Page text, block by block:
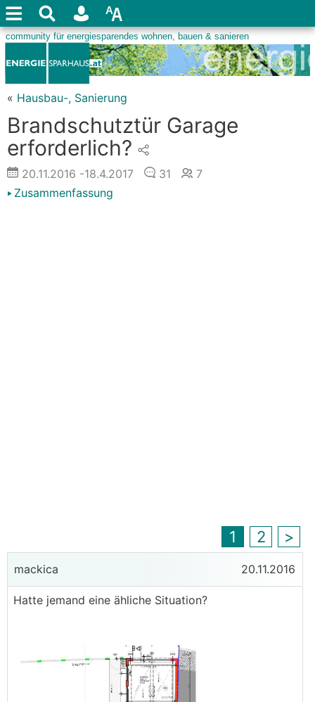
« Hausbau-, Sanierung
Brandschutztür Garage
erforderlich?
20.11.2016 -18.4.2017 31
7
Zusammenfassung
1 2 >
mackica 20.11.2016
Hatte jemand eine ähliche Situation?